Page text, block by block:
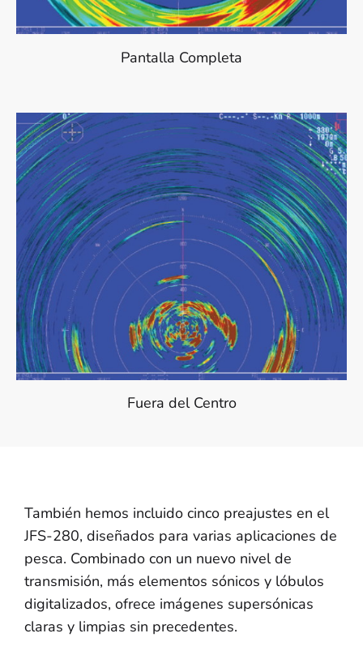
Pantalla Completa
Fuera del Centro
También hemos incluido cinco preajustes en el
JFS-280, diseñados para varias aplicaciones de
pesca. Combinado con un nuevo nivel de
transmisión, más elementos sónicos y lóbulos
digitalizados, ofrece imágenes supersónicas
claras y limpias sin precedentes.